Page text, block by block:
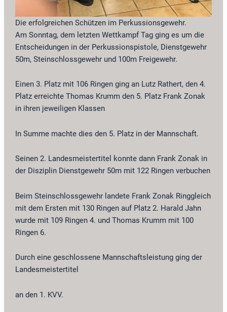
Die erfolgreichen Schützen im Perkussionsgewehr.
Am Sonntag, dem letzten Wettkampf Tag ging es um die
Entscheidungen in der Perkussionspistole, Dienstgewehr
50m, Steinschlossgewehr und 100m Freigewehr.
Einen 3. Platz mit 106 Ringen ging an Lutz Rathert, den 4.
Platz erreichte Thomas Krumm den 5. Platz Frank Zonak
in ihren jeweiligen Klassen
In Summe machte dies den 5. Platz in der Mannschaft.
Seinen 2. Landesmeistertitel konnte dann Frank Zonak in
der Disziplin Dienstgewehr 50m mit 122 Ringen verbuchen
Beim Steinschlossgewehr landete Frank Zonak Ringgleich
mit dem Ersten mit 130 Ringen auf Platz 2. Harald Jahn
wurde mit 109 Ringen 4. und Thomas Krumm mit 100
Ringen 6.
Durch eine geschlossene Mannschaftsleistung ging der
Landesmeistertitel
an den 1. KVV.